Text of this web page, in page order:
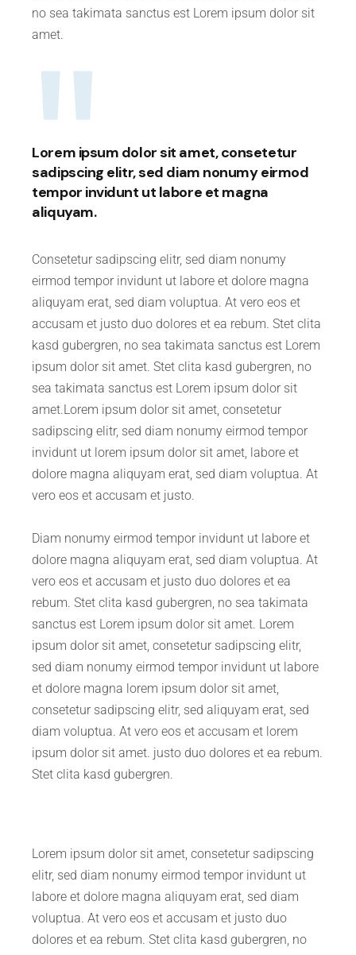
no sea takimata sanctus est Lorem ipsum dolor sit
amet.
Lorem ipsum dolor sit amet, consetetur
sadipscing elitr, sed diam nonumy eirmod
tempor invidunt ut labore et magna
aliquyam.
Consetetur sadipscing elitr, sed diam nonumy
eirmod tempor invidunt ut labore et dolore magna
aliquyam erat, sed diam voluptua. At vero eos et
accusam et justo duo dolores et ea rebum. Stet clita
kasd gubergren, no sea takimata sanctus est Lorem
ipsum dolor sit amet. Stet clita kasd gubergren, no
sea takimata sanctus est Lorem ipsum dolor sit
amet.Lorem ipsum dolor sit amet, consetetur
sadipscing elitr, sed diam nonumy eirmod tempor
invidunt ut lorem ipsum dolor sit amet, labore et
dolore magna aliquyam erat, sed diam voluptua. At
vero eos et accusam et justo.
Diam nonumy eirmod tempor invidunt ut labore et
dolore magna aliquyam erat, sed diam voluptua. At
vero eos et accusam et justo duo dolores et ea
rebum. Stet clita kasd gubergren, no sea takimata
sanctus est Lorem ipsum dolor sit amet. Lorem
ipsum dolor sit amet, consetetur sadipscing elitr,
sed diam nonumy eirmod tempor invidunt ut labore
et dolore magna lorem ipsum dolor sit amet,
consetetur sadipscing elitr, sed aliquyam erat, sed
diam voluptua. At vero eos et accusam et lorem
ipsum dolor sit amet. justo duo dolores et ea rebum.
Stet clita kasd gubergren.
Lorem ipsum dolor sit amet, consetetur sadipscing
elitr, sed diam nonumy eirmod tempor invidunt ut
labore et dolore magna aliquyam erat, sed diam
voluptua. At vero eos et accusam et justo duo
dolores et ea rebum. Stet clita kasd gubergren, no